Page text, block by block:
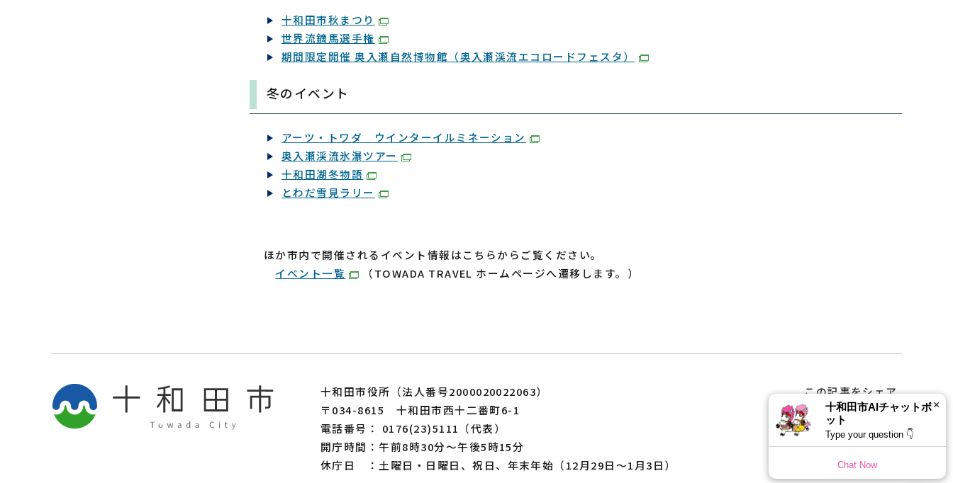
十和田市秋まつり
世界流鏑馬選手権
期間限定開催 奥入瀬自然博物館（奥入瀬渓流エコロードフェスタ）
冬のイベント
アーツ・トワダ ウインターイルミネーション
奥入瀬渓流氷瀑ツアー
十和田湖冬物語
とわだ雪見ラリー
ほか市内で開催されるイベント情報はこちらからご覧ください。
イベント一覧
（TOWADA TRAVEL ホームページへ遷移します。）
十和田市役所（法人番号2000020022063）
〒034-8615 十和田市西十二番町6-1
電話番号： 0176(23)5111（代表）
開庁時間：午前8時30分～午後5時15分
休庁日 ：土曜日・日曜日、祝日、年末年始（12月29日～1月3日）
この記事をシェア
十和田市AIチャットボ
ット
Type your question 👇
Chat Now
×